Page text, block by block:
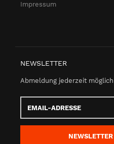
Impressum
NEWSLETTER
Abmeldung jederzeit möglich
Adresse
NEWSLETTER